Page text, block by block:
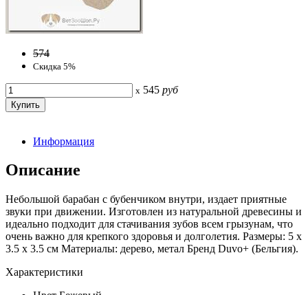
574
Скидка 5%
x 545 руб
Информация
Описание
Небольшой барабан с бубенчиком внутри, издает приятные
звуки при движении. Изготовлен из натуральной древесины и
идеально подходит для стачивания зубов всем грызунам, что
очень важно для крепкого здоровья и долголетия. Размеры: 5 х
3.5 х 3.5 см Материалы: дерево, метал Бренд Duvo+ (Бельгия).
Характеристики